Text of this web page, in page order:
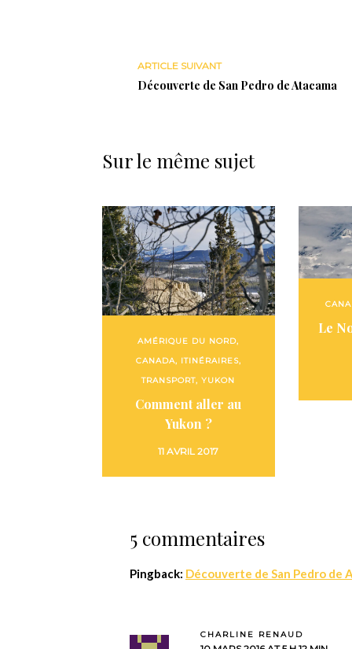
ARTICLE SUIVANT
Découverte de San Pedro de Atacama
Sur le même sujet
AMÉRIQUE DU NORD,
CANADA, ITINÉRAIRES,
TRANSPORT,YUKON
Comment aller au
Yukon ?
11 AVRIL 2017
Le
5 commentaires
Pingback: Découverte de San Pedro de
CHARLINE RENAUD